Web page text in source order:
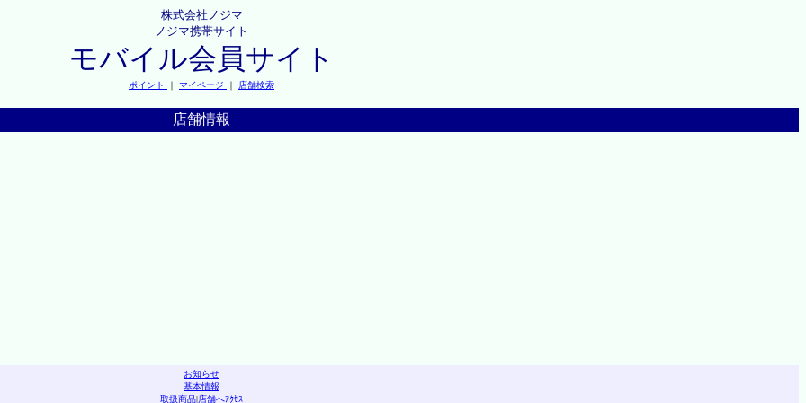
株式会社ノジマ
ノジマ携帯サイト
モバイル会員サイト
ポイント ｜ マイページ ｜ 店舗検索
店舗情報
お知らせ
基本情報
取扱商品|店舗へｱｸｾｽ